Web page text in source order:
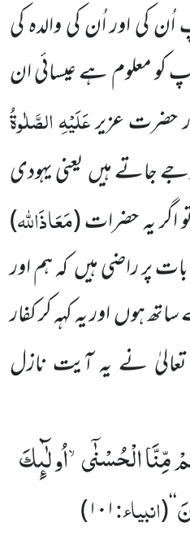
کی اور اُن کی والدہ کی
معلوم ہے عیسائی ان
حضرت عزیرعَلَیْہِالصَّلٰوۃُ
جاتے ہیں یعنی یہودی
اگر یہ حضرات(مَعَاذَاللہ)
پر راضی ہیں کہ ہم اور
ہوں اور یہ کہہ کر کفار
تعالیٰ نے یہ آیت نازل
مِّنَّا الْحُسْنٰۤىۙ-اُولٰٓىٕكَ
‘‘
(انبیاء:۱۰۱)